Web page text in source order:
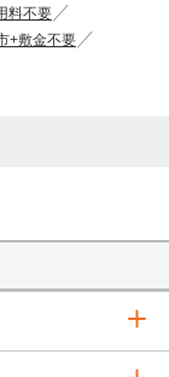
料不要
+敷金不要